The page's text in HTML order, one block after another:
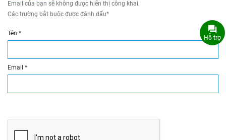
Email của bạn sẽ không được hiển thị công khai.
Các trường bắt buộc được đánh dấu*
Tên *
Email *
Hỗ trợ